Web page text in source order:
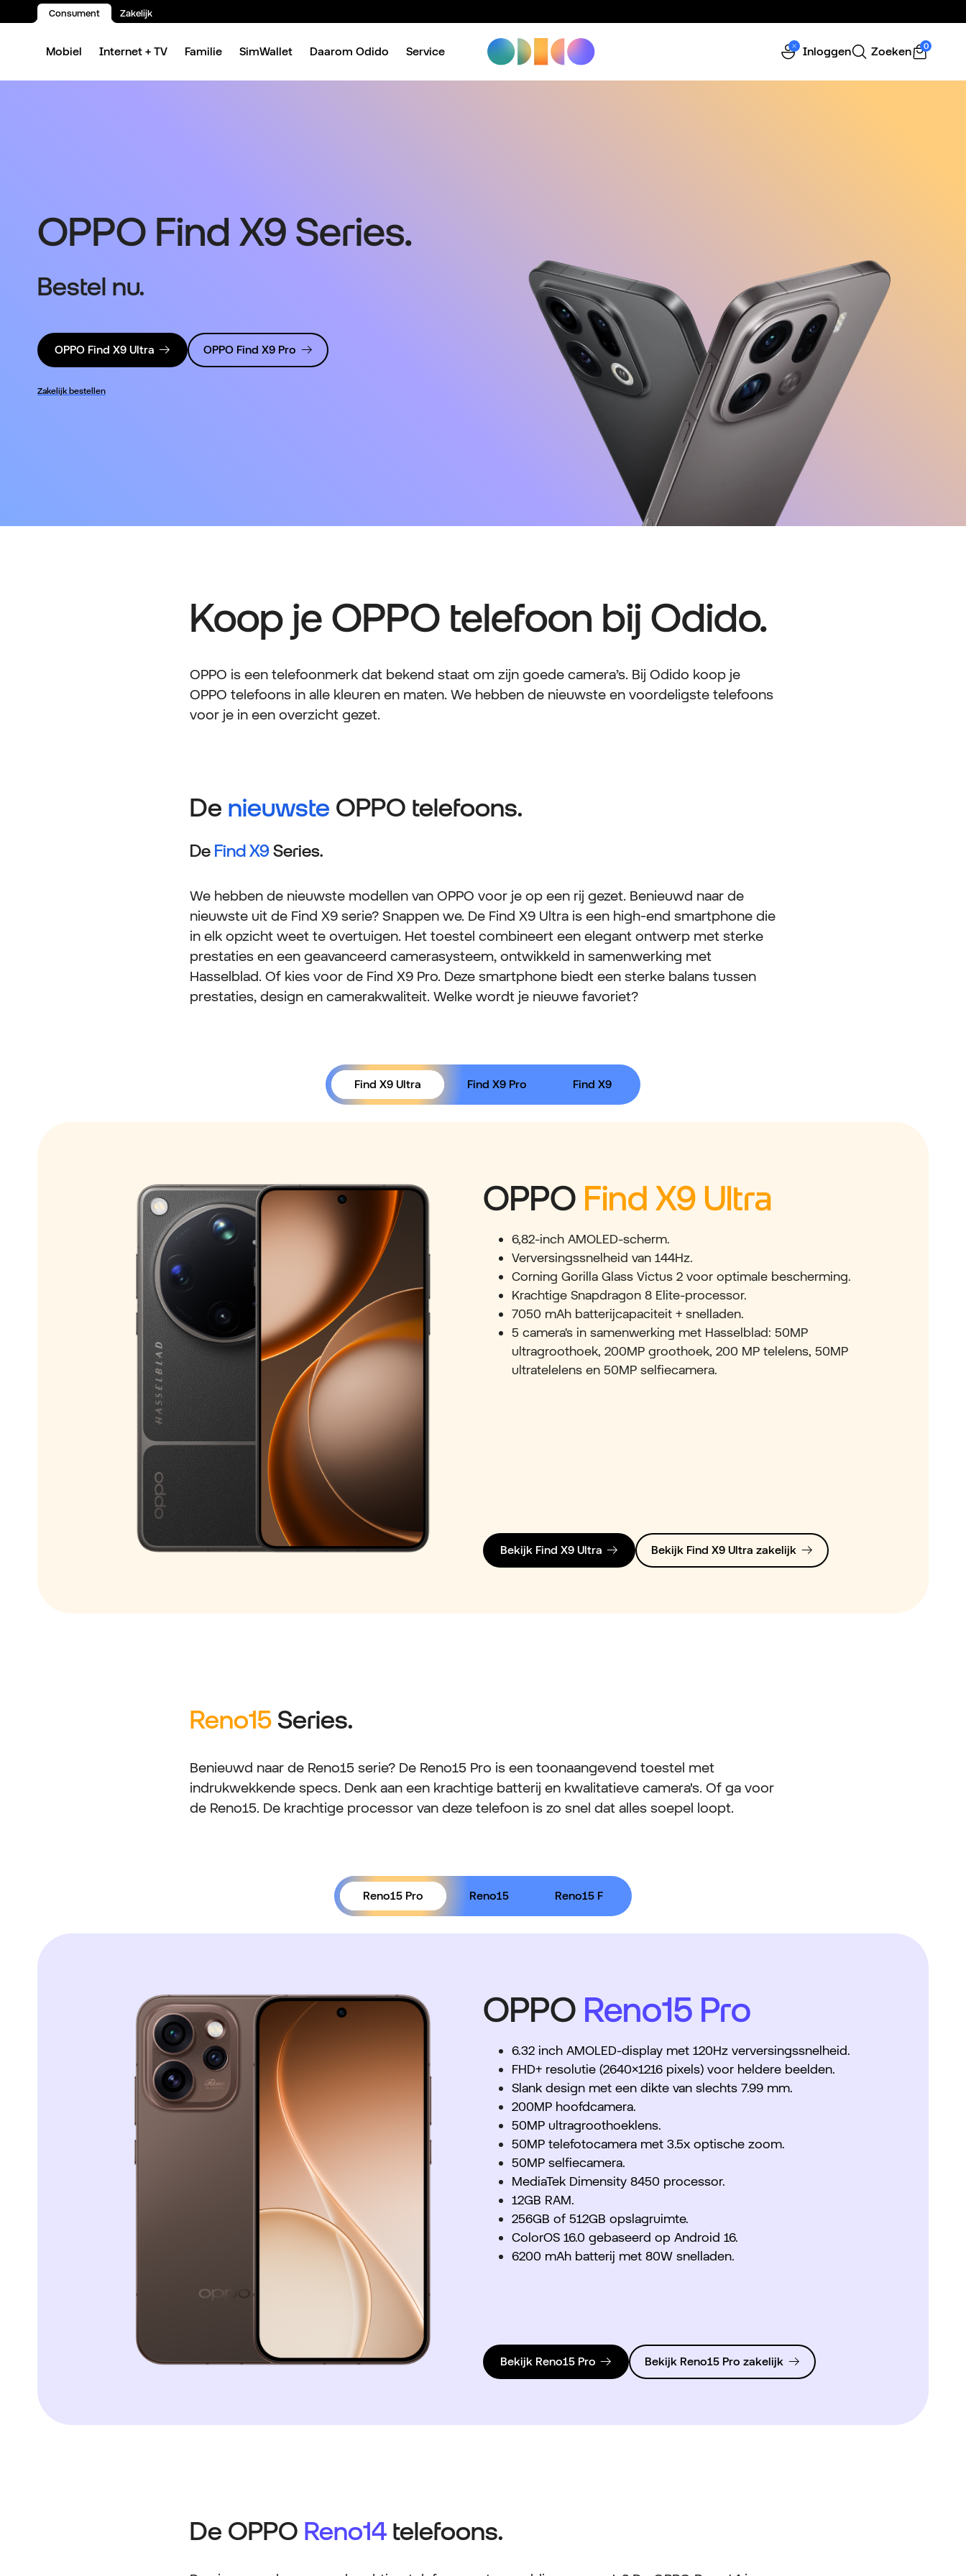
Consument Zakelijk
Mobiel Internet + TV Familie SimWallet Daarom Odido Service Inloggen Zoeken 0
OPPO Find X9 Series.
Bestel nu.
OPPO Find X9 Ultra OPPO Find X9 Pro
Zakelijk bestellen
Koop je OPPO telefoon bij Odido.
OPPO is een telefoonmerk dat bekend staat om zijn goede camera’s. Bij Odido koop je
OPPO telefoons in alle kleuren en maten. We hebben de nieuwste en voordeligste telefoons
voor je in een overzicht gezet.
De nieuwste OPPO telefoons.
De Find X9Series.
We hebben de nieuwste modellen van OPPO voor je op een rij gezet. Benieuwd naar de
nieuwste uit de Find X9 serie? Snappen we. De Find X9 Ultra is een high-end smartphone die
in elk opzicht weet te overtuigen. Het toestel combineert een elegant ontwerp met sterke
prestaties en een geavanceerd camerasysteem, ontwikkeld in samenwerking met
Hasselblad. Of kies voor de Find X9 Pro. Deze smartphone biedt een sterke balans tussen
prestaties, design en camerakwaliteit. Welke wordt je nieuwe favoriet?
Find X9 Ultra Find X9 Pro Find X9
OPPO Find X9 Ultra
6,82-inch AMOLED-scherm.
Verversingssnelheid van 144Hz.
Corning Gorilla Glass Victus 2 voor optimale bescherming.
Krachtige Snapdragon 8 Elite-processor.
7050 mAh batterijcapaciteit + snelladen.
5 camera's in samenwerking met Hasselblad: 50MP
ultragroothoek, 200MP groothoek, 200 MP telelens, 50MP
ultratelelens en 50MP selfiecamera.
Bekijk Find X9 Ultra Bekijk Find X9 Ultra zakelijk
Reno15Series.
Benieuwd naar de Reno15 serie? De Reno15 Pro is een toonaangevend toestel met
indrukwekkende specs. Denk aan een krachtige batterij en kwalitatieve camera's. Of ga voor
de Reno15. De krachtige processor van deze telefoon is zo snel dat alles soepel loopt.
Reno15 Pro Reno15 Reno15 F
OPPO Reno15 Pro
6.32 inch AMOLED-display met 120Hz verversingssnelheid.
FHD+ resolutie (2640×1216 pixels) voor heldere beelden.
Slank design met een dikte van slechts 7.99 mm.
200MP hoofdcamera.
50MP ultragroothoeklens.
50MP telefotocamera met 3.5x optische zoom.
50MP selfiecamera.
MediaTek Dimensity 8450 processor.
12GB RAM.
256GB of 512GB opslagruimte.
ColorOS 16.0 gebaseerd op Android 16.
6200 mAh batterij met 80W snelladen.
Bekijk Reno15 Pro Bekijk Reno15 Pro zakelijk
De OPPO Reno14 telefoons.